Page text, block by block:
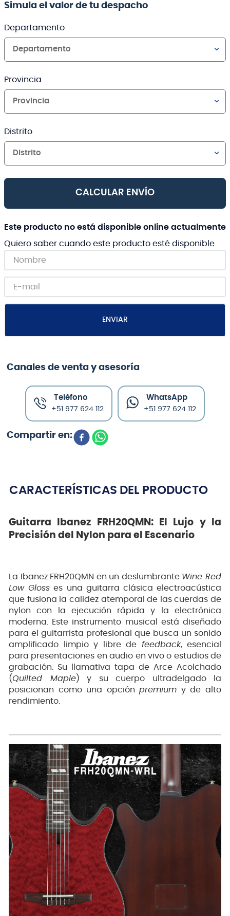
Simula el valor de tu despacho
Departamento
Departamento
Provincia
Provincia
Distrito
Distrito
CALCULAR ENVÍO
Este producto no está disponible online actualmente
Quiero saber cuando este producto esté disponible
ENVIAR
Canales de venta y asesoría
Teléfono
+51 977 624 112
WhatsApp
+51 977 624 112
CARACTERÍSTICAS DEL PRODUCTO
Guitarra Ibanez FRH20QMN: El Lujo y la
Precisión del Nylon para el Escenario
La Ibanez FRH20QMN en un deslumbrante Wine Red
Low Gloss es una guitarra clásica electroacústica
que fusiona la calidez atemporal de las cuerdas de
nylon con la ejecución rápida y la electrónica
moderna. Este instrumento musical está diseñado
para el guitarrista profesional que busca un sonido
amplificado limpio y libre de feedback, esencial
para presentaciones en audio en vivo o estudios de
grabación. Su llamativa tapa de Arce Acolchado
(Quilted Maple) y su cuerpo ultradelgado la
posicionan como una opciónpremium y de alto
rendimiento.